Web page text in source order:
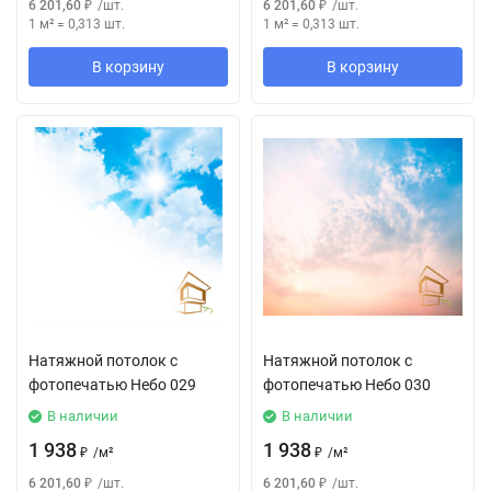
6 201,60 ₽ /шт.
1 м² = 0,313 шт.
В корзину
6 201,60 ₽ /шт.
1 м² = 0,313 шт.
В корзину
Натяжной потолок с
фотопечатью Небо 029
В наличии
1 938 ₽ /м²
6 201,60 ₽ /шт.
Натяжной потолок с
фотопечатью Небо 030
В наличии
1 938 ₽ /м²
6 201,60 ₽ /шт.